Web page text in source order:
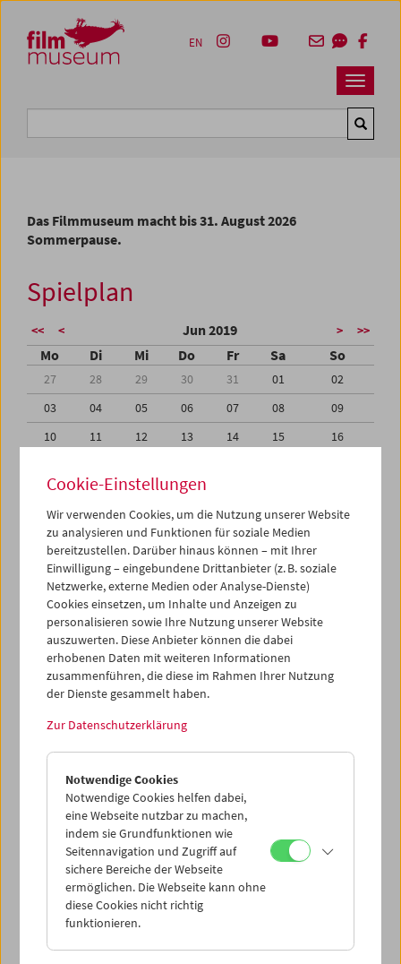
Zum Inhalt
Zum Hauptmenü
Zur Servicenavigation
Zum Suche
Navbar
EN
Das Filmmuseum macht bis 31. August 2026
Sommerpause.
Spielplan
<< < Jun 2019 > >>
Mo Di Mi Do Fr Sa So
27 28 29 30 31 01
02
03
04 05 06 07 08
09
10
11 12 13 14 15
16
24
25 26 27
01
02 03 04 05 06 07
iCalender
Programmheft-PDF
English language or subtitles
< Vorherige Woche
Mo 24.6.
Di 25.6.
Mi 26.6.
Do 27.6.
Cookie-Einstellungen
Wir verwenden Cookies, um die Nutzung unserer Website
zu analysieren und Funktionen für soziale Medien
bereitzustellen. Darüber hinaus können – mit Ihrer
Einwilligung – eingebundene Drittanbieter (z. B. soziale
Netzwerke, externe Medien oder Analyse-Dienste)
Cookies einsetzen, um Inhalte und Anzeigen zu
personalisieren sowie Ihre Nutzung unserer Website
auszuwerten. Diese Anbieter können die dabei
erhobenen Daten mit weiteren Informationen
zusammenführen, die diese im Rahmen Ihrer Nutzung
der Dienste gesammelt haben.
Zur Datenschutzerklärung
Notwendige Cookies
Notwendige Cookies helfen dabei,
eine Webseite nutzbar zu machen,
indem sie Grundfunktionen wie
Seitennavigation und Zugriff auf
sichere Bereiche der Webseite
ermöglichen. Die Webseite kann ohne
diese Cookies nicht richtig
funktionieren.